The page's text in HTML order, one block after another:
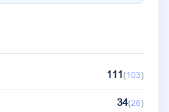
111(103)
34(26)